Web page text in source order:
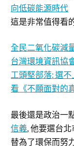
向低碳能源時代
這是非常值得看
全民二氧化碳減
台灣環境資訊協
工頭堅部落: 選
看《不願面對的
最後還是政治一
信義, 他要選台
替為了環保而努